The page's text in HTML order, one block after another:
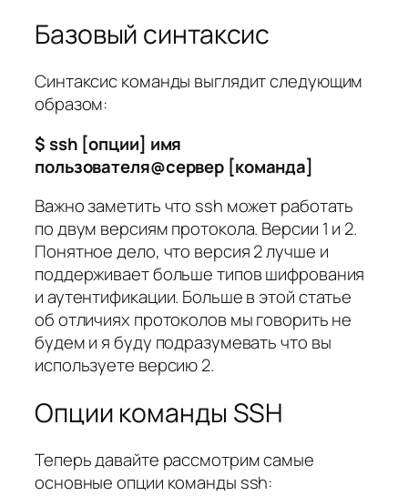
Базовый синтаксис
Синтаксис команды выглядит следующим
образом:
$ ssh [опции] имя
пользователя@сервер [команда]
Важно заметить что ssh может работать
по двум версиям протокола. Версии 1 и 2.
Понятное дело, что версия 2 лучше и
поддерживает больше типов шифрования
и аутентификации. Больше в этой статье
об отличиях протоколов мы говорить не
будем и я буду подразумевать что вы
используете версию 2.
Опции команды SSH
Теперь давайте рассмотрим самые
основные опции команды ssh: